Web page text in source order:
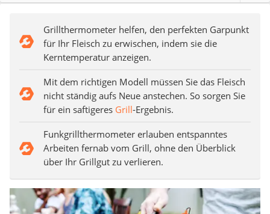
Grillthermometer helfen, den perfekten Garpunkt
für Ihr Fleisch zu erwischen, indem sie die
Kerntemperatur anzeigen.
Mit dem richtigen Modell müssen Sie das Fleisch
nicht ständig aufs Neue anstechen. So sorgen Sie
für ein saftigeres Grill-Ergebnis.
Funkgrillthermometer erlauben entspanntes
Arbeiten fernab vom Grill, ohne den Überblick
über Ihr Grillgut zu verlieren.